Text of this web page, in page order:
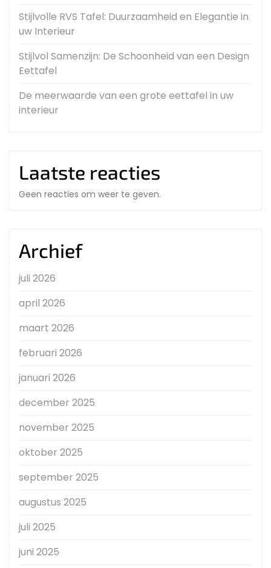
Stijlvolle RVS Tafel: Duurzaamheid en Elegantie in
uw Interieur
Stijlvol Samenzijn: De Schoonheid van een Design
Eettafel
De meerwaarde van een grote eettafel in uw
interieur
Laatste reacties
Geen reacties om weer te geven.
Archief
juli 2026
april 2026
maart 2026
februari 2026
januari 2026
december 2025
november 2025
oktober 2025
september 2025
augustus 2025
juli 2025
juni 2025